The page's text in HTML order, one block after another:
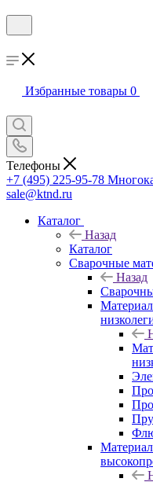
Избранные товары 0
Телефоны
+7 (495) 225-95-78
sale@ktnd.ru
Каталог
Назад
Каталог
Сварочные
Назад